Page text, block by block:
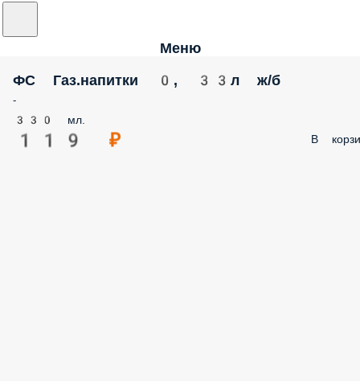
Меню
ФС Газ.напитки 0, 33л ж/б
-
330 мл.
119 ₽ В